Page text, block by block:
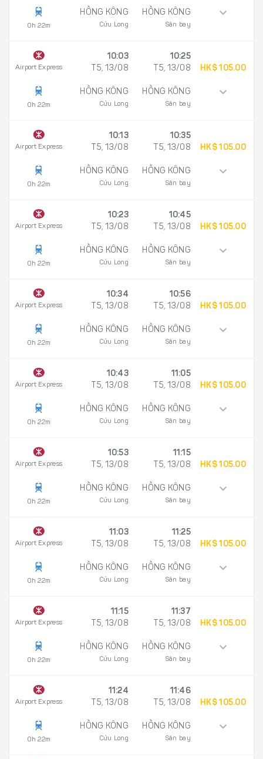
0h 22m
HỒNG KÔNG
Cửu Long
HỒNG KÔNG
Sân bay
Airport Express
0h 22m
10:03
T5, 13/08
HỒNG KÔNG
Cửu Long
10:25
T5, 13/08
HỒNG KÔNG
Sân bay
HK$ 105.00
Airport Express
0h 22m
10:13
T5, 13/08
HỒNG KÔNG
Cửu Long
10:35
T5, 13/08
HỒNG KÔNG
Sân bay
HK$ 105.00
Airport Express
0h 22m
10:23
T5, 13/08
HỒNG KÔNG
Cửu Long
10:45
T5, 13/08
HỒNG KÔNG
Sân bay
HK$ 105.00
Airport Express
0h 22m
10:34
T5, 13/08
HỒNG KÔNG
Cửu Long
10:56
T5, 13/08
HỒNG KÔNG
Sân bay
HK$ 105.00
Airport Express
0h 22m
10:43
T5, 13/08
HỒNG KÔNG
Cửu Long
11:05
T5, 13/08
HỒNG KÔNG
Sân bay
HK$ 105.00
Airport Express
0h 22m
10:53
T5, 13/08
HỒNG KÔNG
Cửu Long
11:15
T5, 13/08
HỒNG KÔNG
Sân bay
HK$ 105.00
Airport Express
0h 22m
11:03
T5, 13/08
HỒNG KÔNG
Cửu Long
11:25
T5, 13/08
HỒNG KÔNG
Sân bay
HK$ 105.00
Airport Express
0h 22m
11:15
T5, 13/08
HỒNG KÔNG
Cửu Long
11:37
T5, 13/08
HỒNG KÔNG
Sân bay
HK$ 105.00
Airport Express
0h 22m
11:24
T5, 13/08
HỒNG KÔNG
Cửu Long
11:46
T5, 13/08
HỒNG KÔNG
Sân bay
HK$ 105.00